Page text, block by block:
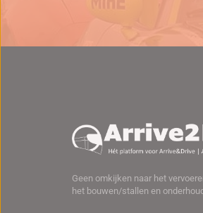
Geen omkijken naar het
het bouwen/stallen en